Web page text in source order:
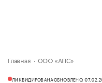
Главная ООО «АПС»
ЛИКВИДИРОВАНАОБНОВЛЕНО,